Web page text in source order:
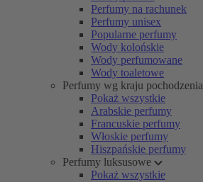
Perfumy na rachunek
Perfumy unisex
Popularne perfumy
Wody kolońskie
Wody perfumowane
Wody toaletowe
Perfumy wg kraju pochodzenia
Pokaż wszystkie
Arabskie perfumy
Francuskie perfumy
Włoskie perfumy
Hiszpańskie perfumy
Perfumy luksusowe
Pokaż wszystkie